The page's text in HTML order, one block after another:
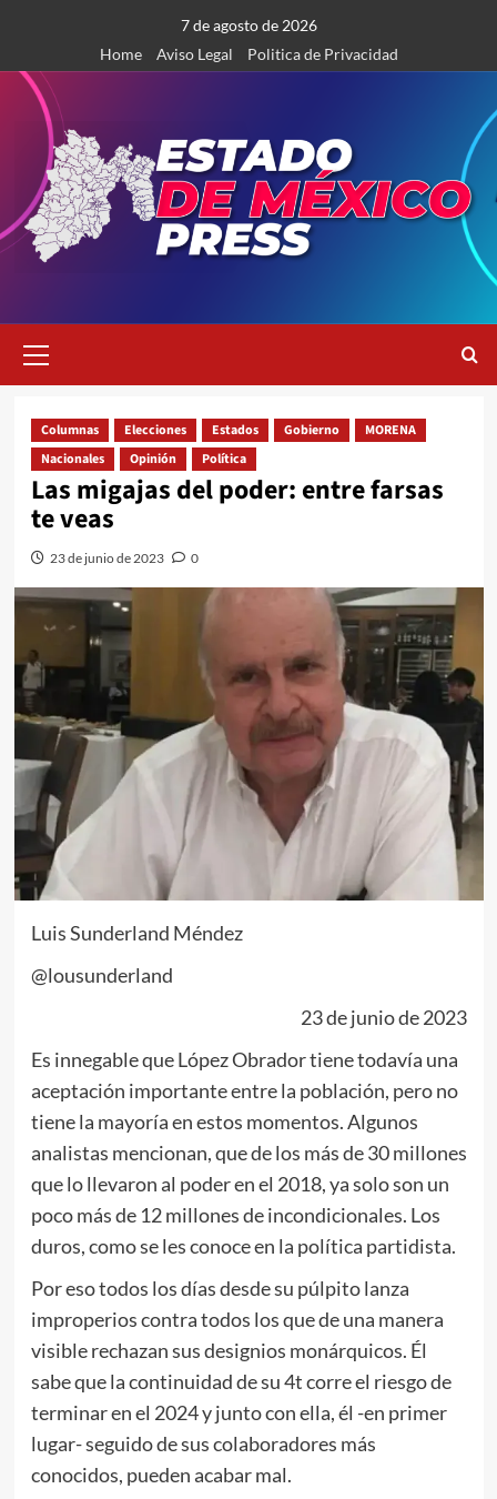
contenido
7 de agosto de 2026
Home
Aviso Legal Politica de Privacidad
primario
Columnas Elecciones Estados Gobierno
MORENA
Nacionales
Opinión Política
Las migajas del poder: entre farsas
te veas
23 de junio de 2023 0
Luis Sunderland Méndez
@lousunderland
23 de junio de 2023
Es innegable que López Obrador tiene todavía una
aceptación importante entre la población, pero no
tiene la mayoría en estos momentos. Algunos
analistas mencionan, que de los más de 30 millones
que lo llevaron al poder en el 2018, ya solo son un
poco más de 12 millones de incondicionales. Los
duros, como se les conoce en la política partidista.
Por eso todos los días desde su púlpito lanza
improperios contra todos los que de una manera
visible rechazan sus designios monárquicos. Él
sabe que la continuidad de su 4t corre el riesgo de
terminar en el 2024 y junto con ella, él -en primer
lugar- seguido de sus colaboradores más
conocidos, pueden acabar mal.